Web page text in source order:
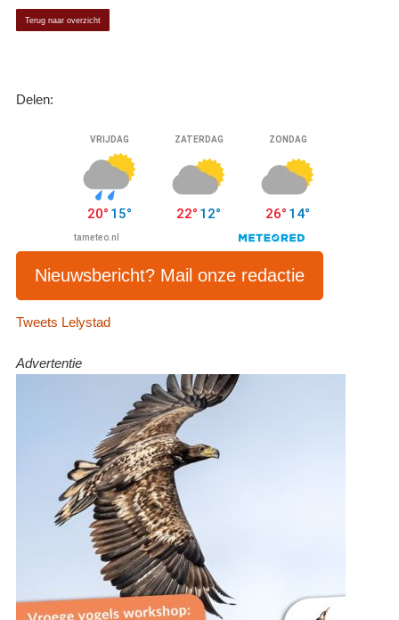
Terug naar overzicht
Delen:
Nieuwsbericht? Mail onze redactie
Tweets Lelystad
Advertentie